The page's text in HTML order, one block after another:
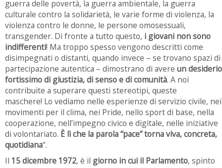
guerra delle povertà, la guerra ambientale, la guerra
culturale contro la solidarietà, le varie forme di violenza, la
violenza contro le donne, le persone omosessuali,
transgender. Di fronte a tutto questo, i giovani non sono
indifferenti! Ma troppo spesso vengono descritti come
disimpegnati o distanti, quando invece – se trovano spazi di
partecipazione autentica – dimostrano di avere un desiderio
fortissimo di giustizia, di senso e di comunità. A noi
contribuite a superare questi stereotipi, queste
maschere! Lo vediamo nelle esperienze di servizio civile, nei
movimenti per il clima, nei Pride, nello sport di base, nella
cooperazione, nell’impegno civico e digitale, nelle iniziative
di volontariato. È lì che la parola “pace” torna viva, concreta,
quotidiana".
Il 15 dicembre 1972, è il giorno in cui il Parlamento, spinto